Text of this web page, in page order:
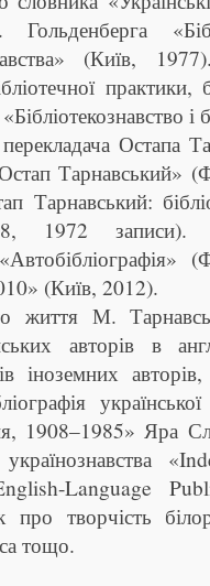
(Київ,
практики,
і
Остапа
Тарнавський»
Тарнавський:
1972 записи).
(Київ, 2012).
життя М.
авторів в
іноземних авторів,
1908–1985» Яра
українознавства
Language
творчість
тощо.